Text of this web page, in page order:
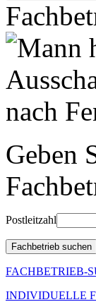
Geben
Postleitzahl
FACHBETRIEB-
INDIVIDUELLE